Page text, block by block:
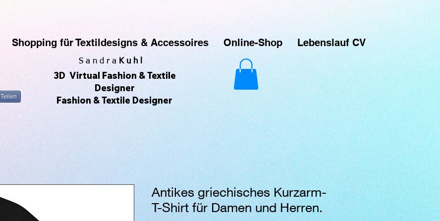
Shopping für Textildesigns & Accessoires Online-Shop Lebenslauf CV
S a n d r a Kuhl
Teilen
3D Virtual Fashion & Textile
Designer
Fashion & Textile Designer
Antikes griechisches Kurzarm-
T-Shirt für Damen und Herren.